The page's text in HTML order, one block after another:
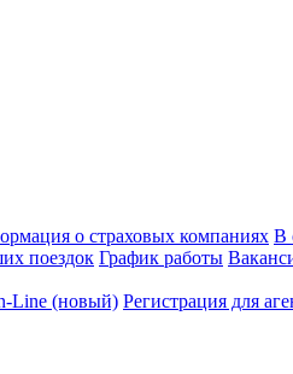
о страховых компаниях В
поездок График работы
Line (новый) Регистрация для